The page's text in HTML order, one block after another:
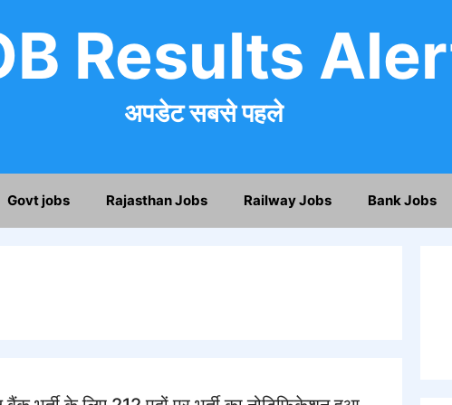
Results
अपडेट सबसे पहले
Govt jobs Rajasthan Jobs Railway Jobs Bank Jobs